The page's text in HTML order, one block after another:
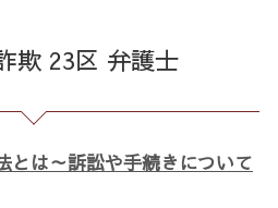
欺 23区 弁護士
とは～訴訟や手続きについて